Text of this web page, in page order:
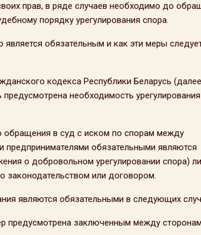
прав, в ряде случаев необходимо до
порядку урегулирования спора.
является обязательным и как эти меры
кодекса Республики Беларусь
необходимость
обращения в суд с иском по спорам между
обязательными являются
о добровольном урегулировании спора)
законодательством или договором.
являются обязательными в следующих
предусмотрена заключенным между